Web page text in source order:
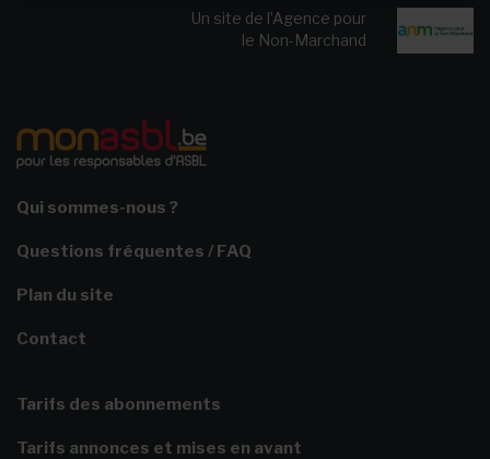
Un site de l’Agence pour
le Non-Marchand
Qui sommes-nous ?
Questions fréquentes / FAQ
Plan du site
Contact
Tarifs des abonnements
Tarifs annonces et mises en avant